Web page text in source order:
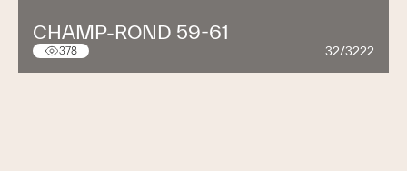
CHAMP-ROND 59-61
378 32/3222